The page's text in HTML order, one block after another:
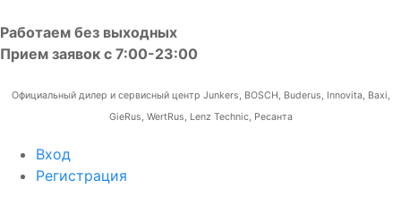
Работаем без выходных
Прием заявок с 7:00-23:00
Официальный дилер и сервисный центр Junkers, BOSCH, Buderus, Innovita, Baxi,
GieRus, WertRus, Lenz Technic, Ресанта
Вход
Регистрация